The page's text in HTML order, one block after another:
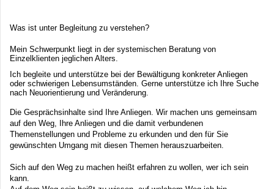
Was ist unter Begleitung zu verstehen?
Mein Schwerpunkt liegt in der systemischen Beratung von
Einzelklienten jeglichen Alters.
Ich begleite und unterstütze bei der Bewältigung konkreter Anliegen
oder schwierigen Lebensumständen. Gerne unterstütze ich Ihre Suche
nach Neuorientierung und Veränderung.
Die Gesprächsinhalte sind Ihre Anliegen. Wir machen uns gemeinsam
auf den Weg, Ihre Anliegen und die damit verbundenen
Themenstellungen und Probleme zu erkunden und den für Sie
gewünschten Umgang mit diesen Themen herauszuarbeiten.
Sich auf den Weg zu machen heißt erfahren zu wollen, wer ich sein
kann.